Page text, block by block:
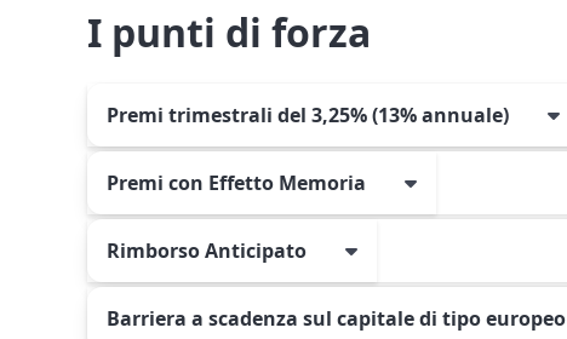
I punti di forza
Premi trimestrali del 3,25% (13% annuale)
Premi con Effetto Memoria
Rimborso Anticipato
Barriera a scadenza sul capitale di tipo europeo